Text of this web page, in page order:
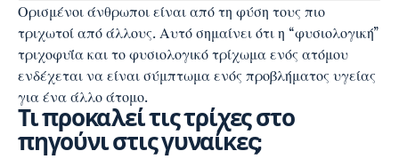
Ορισμένοι άνθρωποι είναι από τη φύση τους πιο
τριχωτοί από άλλους. Αυτό σημαίνει ότι η “φυσιολογική”
τριχοφυΐα και το φυσιολογικό τρίχωμα ενός ατόμου
ενδέχεται να είναι σύμπτωμα ενός προβλήματος υγείας
για ένα άλλο άτομο.
Τι προκαλεί τις τρίχες στο
πηγούνι στις γυναίκες;